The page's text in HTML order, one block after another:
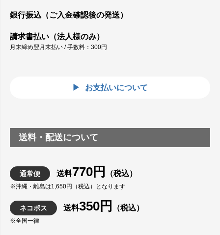
銀行振込（ご入金確認後の発送）
請求書払い（法人様のみ）
月末締め翌月末払い / 手数料：300円
お支払いについて
送料・配送について
通常便 送料770円 （税込）
※沖縄・離島は1,650円（税込）となります
ネコポス 送料350円 （税込）
※全国一律